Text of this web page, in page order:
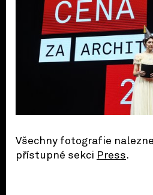
Všechny fotografie
přístupné sekci Press.